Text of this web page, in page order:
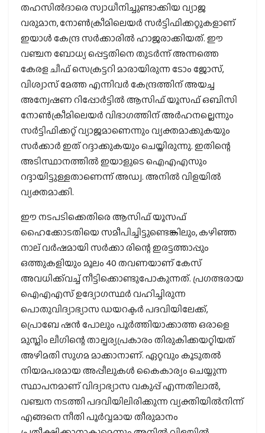
തഹസില്‍ദാരെ സ്വാധീനിച്ചുണ്ടാക്കിയ വ്യാജ
വരുമാന, നോണ്‍ക്രീമിലെയര്‍ സര്‍ട്ടിഫിക്കറ്റുകളാണ്
ഇയാള്‍ കേന്ദ്ര സര്‍ക്കാരില്‍ ഹാജരാക്കിയത്. ഈ
വഞ്ചന ബോധ്യ പ്പെട്ടതിനെ തുടര്‍ന്ന് അന്നത്തെ
കേരള ചീഫ് സെക്രട്ടറി മാരായിരുന്ന ടോം ജോസ്,
വിശ്വാസ് മേത്ത എന്നിവര്‍ കേന്ദ്രത്തിന് അയച്ച
അന്വേഷണ റിപ്പോര്‍ട്ടില്‍ ആസിഫ് യൂസഫ് ഒബിസി
നോണ്‍ക്രീമിലെയര്‍ വിഭാഗത്തിന് അര്‍ഹനല്ലെന്നും
സര്‍ട്ടിഫിക്കറ്റ് വ്യാജമാണെന്നും വ്യക്തമാക്കുകയും
സര്‍ക്കാര്‍ ഇത് റദ്ദാക്കുകയും ചെയ്തിരുന്നു. ഇതിന്റെ
അടിസ്ഥാനത്തില്‍ ഇയാളുടെ ഐഎഎസും
റദ്ദായിട്ടുള്ളതാണെന്ന് അഡ്വ. അനില്‍ വിളയില്‍
വ്യക്തമാക്കി.
ഈ നടപടിക്കെതിരെ ആസിഫ് യൂസഫ്
ഹൈക്കോടതിയെ സമീപിച്ചിട്ടുണ്ടെങ്കിലും, കഴിഞ്ഞ
നാല് വര്‍ഷമായി സര്‍ക്കാ രിന്റെ ഇരട്ടത്താപ്പും
ഒത്തുകളിയും മൂലം 40 തവണയാണ് കേസ്
അവധിക്ക്‌വച്ച് നീട്ടിക്കൊണ്ടുപോകുന്നത്. പ്രഗത്ഭരായ
ഐഎഎസ് ഉദ്യോഗസ്ഥര്‍ വഹിച്ചിരുന്ന
പൊതുവിദ്യാഭ്യാസ ഡയറക്ടര്‍ പദവിയിലേക്ക്,
പ്രൊബേ ഷന്‍ പോലും പൂര്‍ത്തിയാക്കാത്ത ഒരാളെ
മുസ്ലിം ലീഗിന്റെ താല്പര്യപ്രകാരം തിരുകിക്കയറ്റിയത്
അഴിമതി സുഗമ മാക്കാനാണ്. ഏറ്റവും കൂടുതല്‍
നിയമപരമായ അപ്പീലുകള്‍ കൈകാര്യം ചെയ്യുന്ന
സ്ഥാപനമാണ് വിദ്യാഭ്യാസ വകുപ്പ് എന്നതിലാല്‍,
വഞ്ചന നടത്തി പദവിയിലിരിക്കുന്ന വ്യക്തിയില്‍നിന്ന്
എങ്ങനെ നീതി പൂര്‍വ്വമായ തീരുമാനം